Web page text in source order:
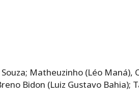
Matheuzinho (Léo Maná),
Bidon (Luiz Gustavo Bahia);